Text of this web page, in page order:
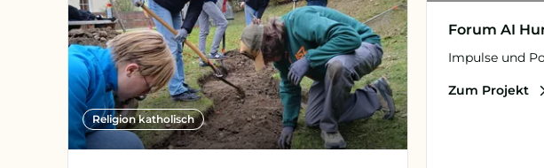
Religion katholisch
Forum AI
Impulse und
Zum Projekt